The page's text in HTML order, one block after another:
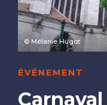
© Mélanie Hugot
ÉVÉNEMENT